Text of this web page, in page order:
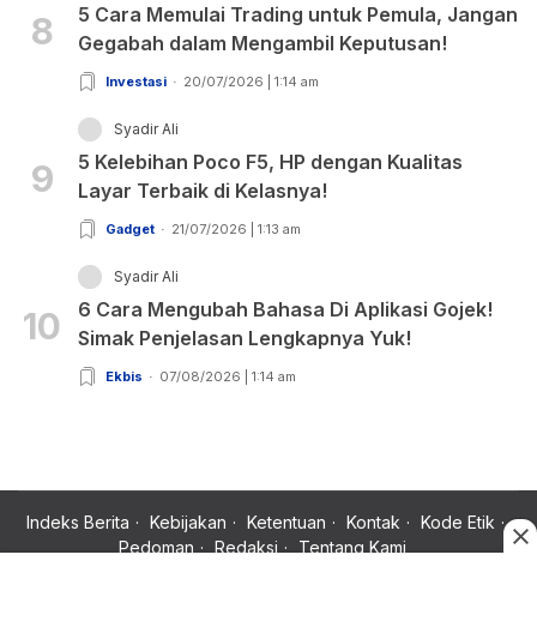
8
5 Cara Memulai Trading untuk Pemula, Jangan
Gegabah dalam Mengambil Keputusan!
Investasi 20/07/2026 | 1:14 am
9
Syadir Ali
5 Kelebihan Poco F5, HP dengan Kualitas
Layar Terbaik di Kelasnya!
Gadget 21/07/2026 | 1:13 am
10
Syadir Ali
6 Cara Mengubah Bahasa Di Aplikasi Gojek!
Simak Penjelasan Lengkapnya Yuk!
Ekbis 07/08/2026 | 1:14 am
Indeks Berita Kebijakan Ketentuan Kontak
Kode Etik
Pedoman
Redaksi Tentang Kami